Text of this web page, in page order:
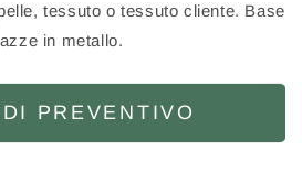
tessuto o tessuto cliente. Base
in metallo.
PREVENTIVO